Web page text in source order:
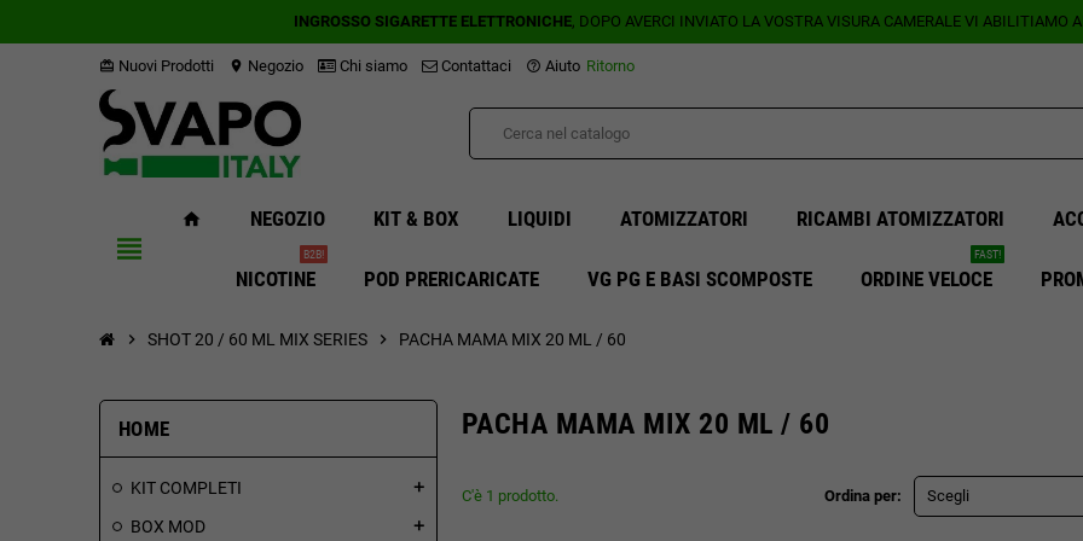
INGROSSO SIGARETTE ELETTRONICHE, DOPO AVERCI INVIATO LA VOSTRA VISURA CAMERALE VI ABILITIAMO
card_giftcard Nuovi Prodotti location_on Negozio Chi siamo Contattaci help_outline Aiuto Ritorno
view_headline
home NEGOZIO KIT & BOX LIQUIDI ATOMIZZATORI RICAMBI ATOMIZZATORI
NICOTINE
B2B!
POD PRERICARICATE VG PG E BASI SCOMPOSTE ORDINE VELOCE
FAST!
chevron_right SHOT 20 / 60 ML MIX SERIES chevron_right PACHA MAMA MIX 20 ML / 60
HOME
KIT COMPLETI add
BOX MOD add
PACHA MAMA MIX 20 ML / 60
Ordina per: Scegli
C'è 1 prodotto.